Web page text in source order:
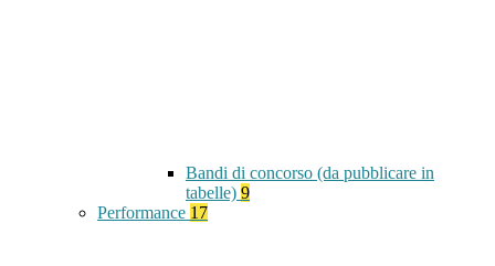
Bandi di concorso (da pubblicare in
tabelle) 9
Performance 17